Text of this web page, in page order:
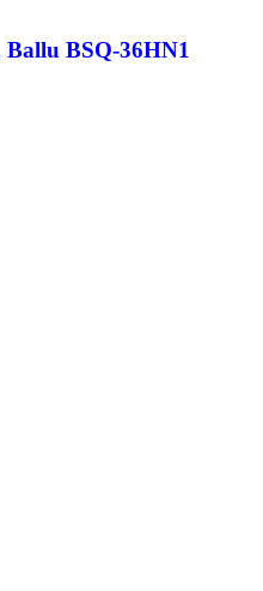
BSQ-36HN1